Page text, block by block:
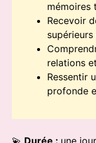
mémoires
Recevoir
relations
Ressentir
profonde
💫 Durée : une